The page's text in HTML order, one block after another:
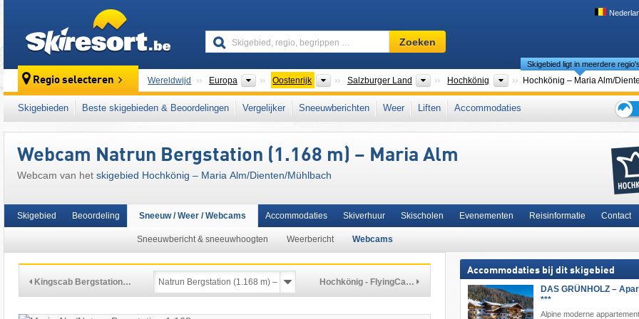
Skigebied,
regio,
…
Zoeken
Regio selecteren Wereldwijd Europa Continenten
Oostenrijk LandenSalzburger Land Bondsstaten
Hochkönig Toeristische regio's
Skigebied ligt in meerdere
Dit skigebied ligt ook in: Salzburger Schieferalpen Berchtesgadener Alpen Pinzgau Zell am See
Sankt Johann im Pongau
SuperSkiCard noordelijke deel van de oostelijke Alpen
Oostenrijkse Alpen, oostelijk deel van de Alpen, Alpen, West-Europa, Midden-Europa, Europese Unie
Skigebieden Beste skigebieden & Beoordelingen Vergelijker Sneeuwberichten Weer Liften
Accommodaties
Webcam Natrun Bergstation (1.168 m) – Maria Alm
Webcam van het skigebied Hochkönig – Maria Alm/​Dienten/​Mühlbach
Skigebied Beoordeling Sneeuw / Weer / Webcams
Sneeuwbericht & sneeuwhoogten Weerbericht Webcams
Accommodaties Skiverhuur Skischolen Evenementen Reisinformatie Contact
Kingscab Bergstation… Hochkönig - FlyingCa…
08:11 | vandaag 9 aug
Accommodaties bij dit skigebied
DAS GRÜNHOLZ –
***
Alpine moderne